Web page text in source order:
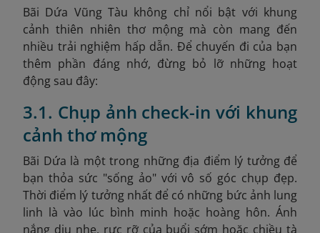
Bãi Dứa Vũng Tàu không chỉ nổi bật với khung
cảnh thiên nhiên thơ mộng mà còn mang đến
nhiều trải nghiệm hấp dẫn. Để chuyến đi của bạn
thêm phần đáng nhớ, đừng bỏ lỡ những hoạt
động sau đây:
3.1. Chụp ảnh check-in với khung
cảnh thơ mộng
Bãi Dứa là một trong những địa điểm lý tưởng để
bạn thỏa sức "sống ảo" với vô số góc chụp đẹp.
Thời điểm lý tưởng nhất để có những bức ảnh lung
linh là vào lúc bình minh hoặc hoàng hôn. Ánh
nắng dịu nhẹ, rực rỡ của buổi sớm hoặc chiều tà